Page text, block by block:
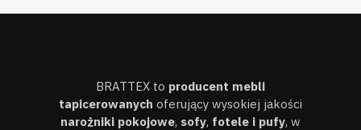
BRATTEX to producent mebli
tapicerowanych oferujący wysokiej jakości
narożniki pokojowe, sofy, fotele i pufy, w